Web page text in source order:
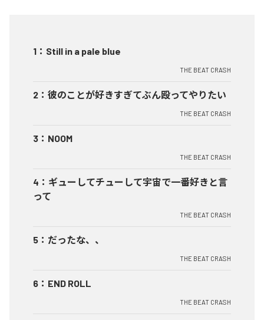
1 ： Still in a pale blue
THE BEAT CRASH
2 ： 彼のことが好きすぎてぶん殴ってやりたい
THE BEAT CRASH
3 ： NOOM
THE BEAT CRASH
4 ： ギューしてチューして宇宙で一番好きと言
って
THE BEAT CRASH
5 ： だったな、、
THE BEAT CRASH
6 ： END ROLL
THE BEAT CRASH